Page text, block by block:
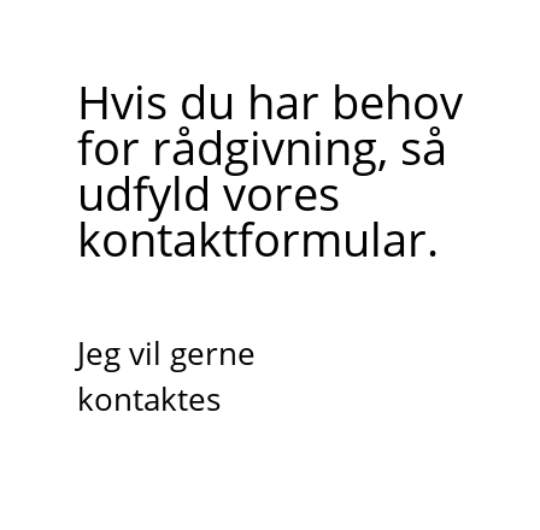
Hvis du har behov
for rådgivning, så
udfyld vores
kontaktformular.
Jeg vil gerne
kontaktes